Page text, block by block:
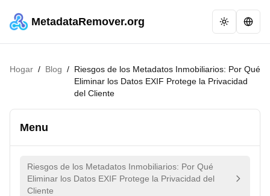
MetadataRemover.org
Hogar / Blog / Riesgos de los Metadatos Inmobiliarios: Por Qué
Eliminar los Datos EXIF Protege la Privacidad
del Cliente
Menu
Riesgos de los Metadatos Inmobiliarios: Por Qué
Eliminar los Datos EXIF Protege la Privacidad del
Cliente